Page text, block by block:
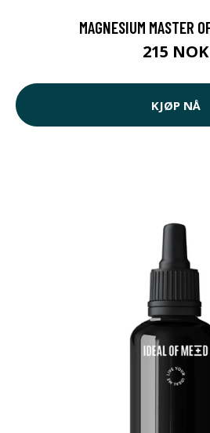
MAGNESIUM MASTER
215 NOK
KJØP NÅ